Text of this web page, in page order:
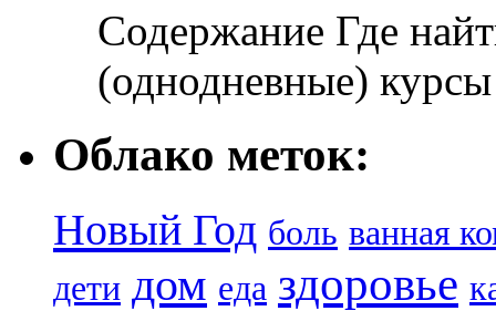
Содержание Где
(однодневные)
Облако меток:
Новый Год боль ванная
дети дом еда здоровье